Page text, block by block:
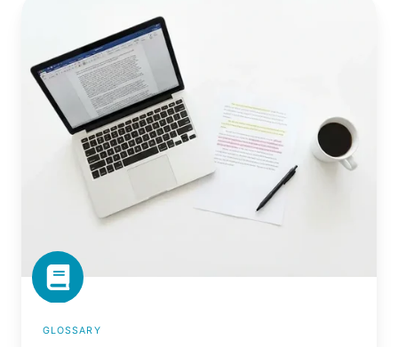
impressão
em
nuvem
GLOSSARY